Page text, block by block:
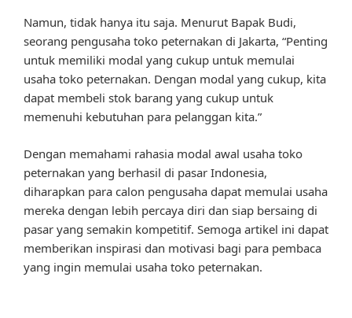
Namun, tidak hanya itu saja. Menurut Bapak Budi,
seorang pengusaha toko peternakan di Jakarta, “Penting
untuk memiliki modal yang cukup untuk memulai
usaha toko peternakan. Dengan modal yang cukup, kita
dapat membeli stok barang yang cukup untuk
memenuhi kebutuhan para pelanggan kita.”
Dengan memahami rahasia modal awal usaha toko
peternakan yang berhasil di pasar Indonesia,
diharapkan para calon pengusaha dapat memulai usaha
mereka dengan lebih percaya diri dan siap bersaing di
pasar yang semakin kompetitif. Semoga artikel ini dapat
memberikan inspirasi dan motivasi bagi para pembaca
yang ingin memulai usaha toko peternakan.